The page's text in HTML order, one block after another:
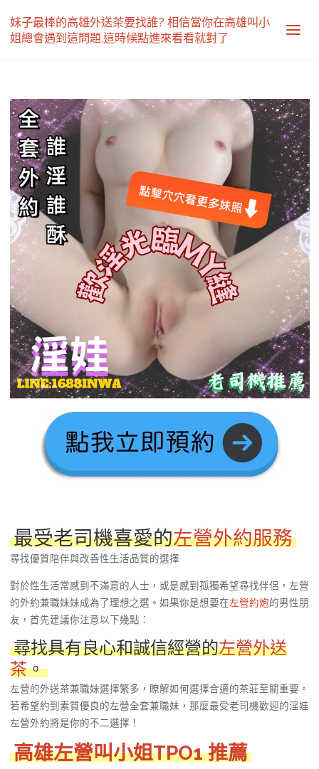
妹子最棒的高雄外送茶要找誰? 相信當你在高雄叫小
姐總會遇到這問題,這時候點進來看看就對了
最受老司機喜愛的左營外約服務
尋找優質陪伴與改善性生活品質的選擇
對於性生活常感到不滿意的人士，或是感到孤獨希望尋找伴侶，左營
的外約兼職妹妹成為了理想之選。如果你是想要在左營約炮的男性朋
友，首先建議你注意以下幾點：
尋找具有良心和誠信經營的左營外送
茶。
左營的外送茶兼職妹選擇繁多，瞭解如何選擇合適的茶莊至關重要。
若希望約到素質優良的左營全套兼職妹，那麼最受老司機歡迎的淫娃
左營外約將是你的不二選擇！
高雄左營叫小姐TPO1 推薦